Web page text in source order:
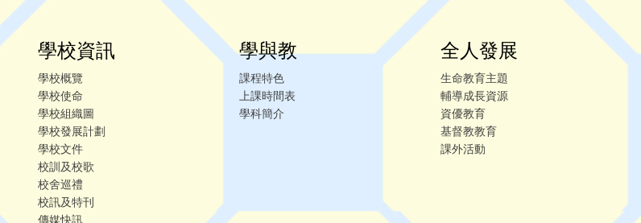
學校資訊
學校概覽
學校使命
學校組織圖
學校發展計劃
學校文件
校訓及校歌
校舍巡禮
校訊及特刊
傳媒快訊
學與教
課程特色
上課時間表
學科簡介
全人發展
生命教育主題
輔導成長資源
資優教育
基督教教育
課外活動